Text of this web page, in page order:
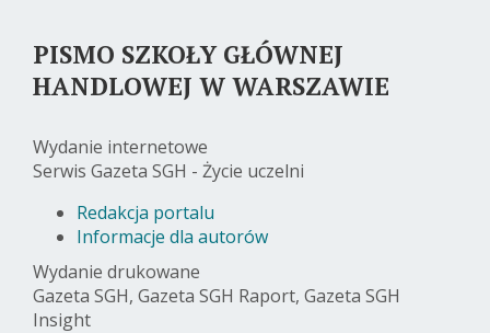
PISMO SZKOŁY GŁÓWNEJ
HANDLOWEJ W WARSZAWIE
Wydanie internetowe
Serwis Gazeta SGH - Życie uczelni
Redakcja portalu
Informacje dla autorów
Wydanie drukowane
Gazeta SGH, Gazeta SGH Raport, Gazeta SGH
Insight